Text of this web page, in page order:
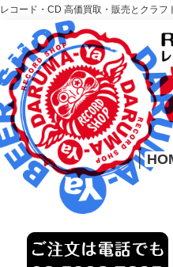
レコード・CD 高価買取・販売とクラ
レコード高価買取はこちら
HOME
│